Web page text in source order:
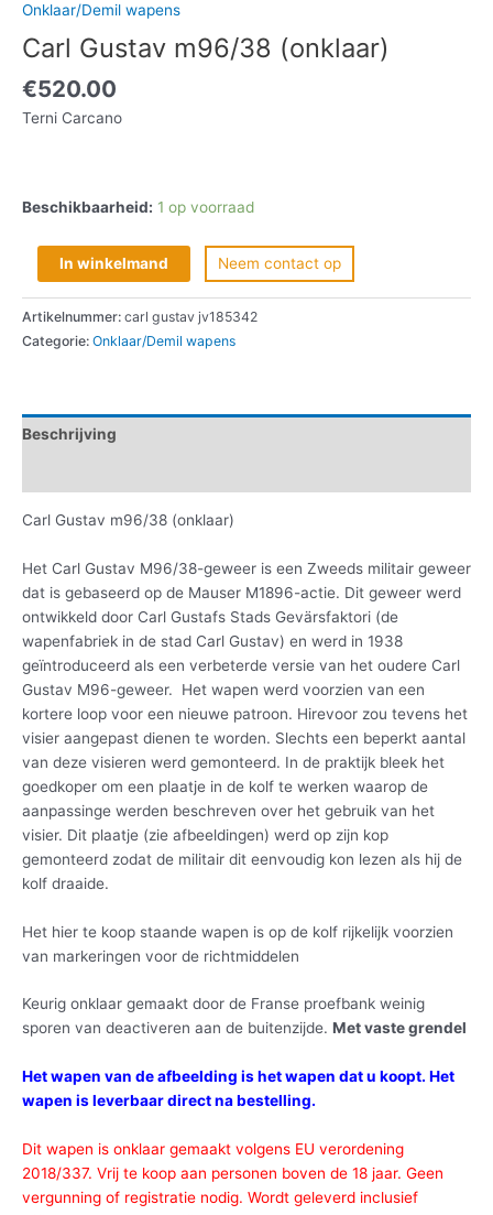
Onklaar/Demil wapens
Carl Gustav m96/38 (onklaar)
€520.00
Terni Carcano
Beschikbaarheid: 1 op voorraad
In winkelmand Neem contact op
Artikelnummer: carl gustav jv185342
Categorie: Onklaar/Demil wapens
Beschrijving
Carl Gustav m96/38 (onklaar)
Het Carl Gustav M96/38-geweer is een Zweeds militair geweer
dat is gebaseerd op de Mauser M1896-actie. Dit geweer werd
ontwikkeld door Carl Gustafs Stads Gevärsfaktori (de
wapenfabriek in de stad Carl Gustav) en werd in 1938
geïntroduceerd als een verbeterde versie van het oudere Carl
Gustav M96-geweer. Het wapen werd voorzien van een
kortere loop voor een nieuwe patroon. Hirevoor zou tevens het
visier aangepast dienen te worden. Slechts een beperkt aantal
van deze visieren werd gemonteerd. In de praktijk bleek het
goedkoper om een plaatje in de kolf te werken waarop de
aanpassinge werden beschreven over het gebruik van het
visier. Dit plaatje (zie afbeeldingen) werd op zijn kop
gemonteerd zodat de militair dit eenvoudig kon lezen als hij de
kolf draaide.
Het hier te koop staande wapen is op de kolf rijkelijk voorzien
van markeringen voor de richtmiddelen
Keurig onklaar gemaakt door de Franse proefbank weinig
sporen van deactiveren aan de buitenzijde. Metvaste grendel
Het wapen van de afbeelding is het wapen dat u koopt. Het
wapen is leverbaar direct na bestelling.
Dit wapen is onklaar gemaakt volgens EU verordening
2018/337. Vrij te koop aan personen boven de 18 jaar. Geen
vergunning of registratie nodig. Wordt geleverd inclusief